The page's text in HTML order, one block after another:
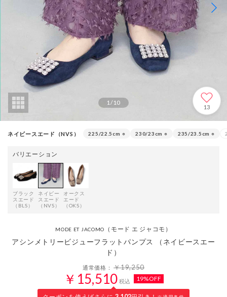
1/10
13
ネイビースエード（NVS） 225/22.5cm ○ 230/23cm ○ 235/23.5cm ○
バリエーション
ブラック
スエード
（BLS）
ネイビー
スエード
（NVS）
オークス
エード
（OKS）
MODE ET JACOMO （モード エ ジャコモ）
アシンメトリービジューフラットパンプス （ネイビースエー
ド）
通常価格：￥19,250
￥15,510 税込 19%OFF